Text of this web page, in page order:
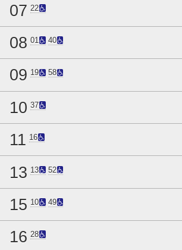
07 22
08 01 40
09 19 58
10 37
11 16
13 13 52
15 10 49
16 28